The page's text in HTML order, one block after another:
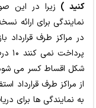
کنید ) زیرا در این
نمایندگی برای ارائه
در مراکز طرف قرارداد
شکل اقساط کسر می
از مراکز طرف قرارداد
به نمایندگی ها برای